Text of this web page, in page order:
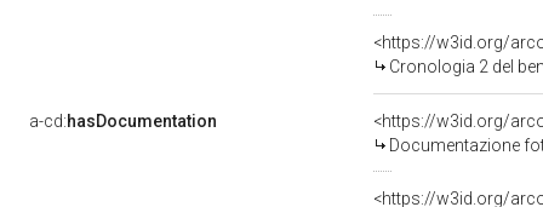
<https://w3id.org/
Cronologia 2 del
a-cd:hasDocumentation
Documentazione
<https://w3id.org/